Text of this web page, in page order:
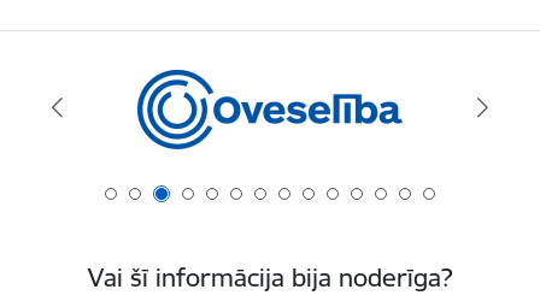
Vai šī informācija bija noderīga?